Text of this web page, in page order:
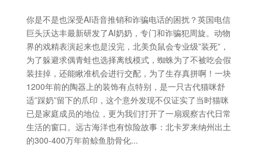
你是不是也深受AI语音推销和诈骗电话的困扰？英国电信
巨头沃达丰最新研发了AI奶奶，专门和诈骗犯周旋。动物
界的戏精表演起来也是没完，北美负鼠会专业级”装死”，
为了躲避求偶青蛙也选择离线模式，蜘蛛为了不被吃会假
装挂掉，还能瞅准机会进行交配，为了生存真拼啊！一块
1200年前的陶器上的装饰有点特别，是一只古代猫咪舒
适”踩奶”留下的爪印，这个意外发现不仅证实了当时猫咪
已是家庭成员的地位，更为我们打开了一扇观察古代日常
生活的窗口。远古海洋也有惊险故事：北卡罗来纳州出土
的300-400万年前鲸鱼肋骨化...